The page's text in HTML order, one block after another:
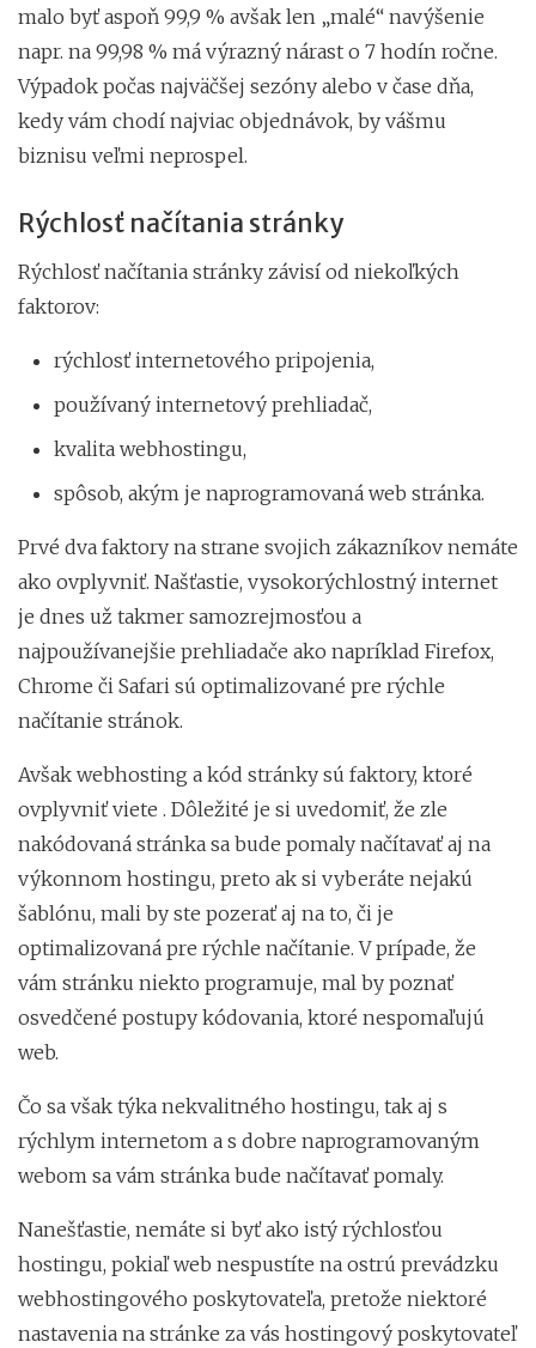
malo byť aspoň 99,9 % avšak len „malé“ navýšenie
napr. na 99,98 % má výrazný nárast o 7 hodín ročne.
Výpadok počas najväčšej sezóny alebo v čase dňa,
kedy vám chodí najviac objednávok, by vášmu
biznisu veľmi neprospel.
Rýchlosť načítania stránky
Rýchlosť načítania stránky závisí od niekoľkých
faktorov:
rýchlosť internetového pripojenia,
používaný internetový prehliadač,
kvalita webhostingu,
spôsob, akým je naprogramovaná web stránka.
Prvé dva faktory na strane svojich zákazníkov nemáte
ako ovplyvniť. Našťastie, vysokorýchlostný internet
je dnes už takmer samozrejmosťou a
najpoužívanejšie prehliadače ako napríklad Firefox,
Chrome či Safari sú optimalizované pre rýchle
načítanie stránok.
Avšak webhosting a kód stránky sú faktory, ktoré
ovplyvniť viete . Dôležité je si uvedomiť, že zle
nakódovaná stránka sa bude pomaly načítavať aj na
výkonnom hostingu, preto ak si vyberáte nejakú
šablónu, mali by ste pozerať aj na to, či je
optimalizovaná pre rýchle načítanie. V prípade, že
vám stránku niekto programuje, mal by poznať
osvedčené postupy kódovania, ktoré nespomaľujú
web.
Čo sa však týka nekvalitného hostingu, tak aj s
rýchlym internetom a s dobre naprogramovaným
webom sa vám stránka bude načítavať pomaly.
Nanešťastie, nemáte si byť ako istý rýchlosťou
hostingu, pokiaľ web nespustíte na ostrú prevádzku
webhostingového poskytovateľa, pretože niektoré
nastavenia na stránke za vás hostingový poskytovateľ